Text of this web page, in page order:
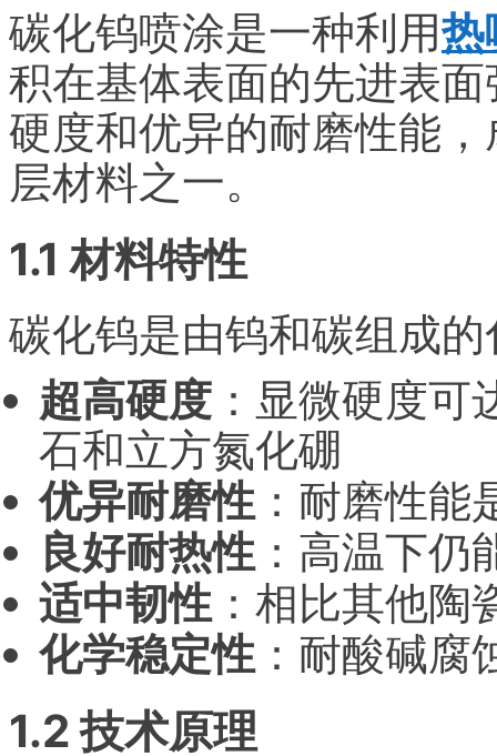
碳化钨喷涂是一种利用热
积在基体表面的先进表
硬度和优异的耐磨性能
层材料之一。
1.1 材料特性
碳化钨是由钨和碳组成
超高硬度 ：显微硬度
石和立方氮化硼
优异耐磨性 ：耐磨性
良好耐热性 ：高温下
适中韧性 ：相比其他
化学稳定性 ：耐酸碱腐
1.2 技术原理